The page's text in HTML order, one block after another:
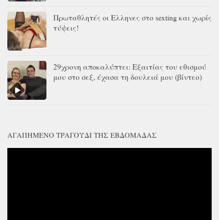
Πρωταθλητές οι Ελληνες στο sexting και χωρίς
τύψεις!
29χρονη αποκαλύπτει: Εξαιτίας του εθισμού
μου στο σεξ, έχασα τη δουλειά μου (βίντεο)
ΑΓΑΠΗΜΈΝΟ ΤΡΑΓΟΎΔΙ ΤΗΣ ΕΒΔΟΜΆΔΑΣ